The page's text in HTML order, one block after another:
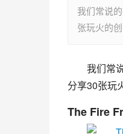
我们常说
张玩火的
我们常
分享30张玩
The Fire